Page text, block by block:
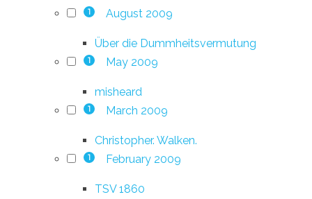
1 August 2009
Über die Dummheitsvermutung
1 May 2009
misheard
1 March 2009
Christopher. Walken.
1 February 2009
TSV 1860